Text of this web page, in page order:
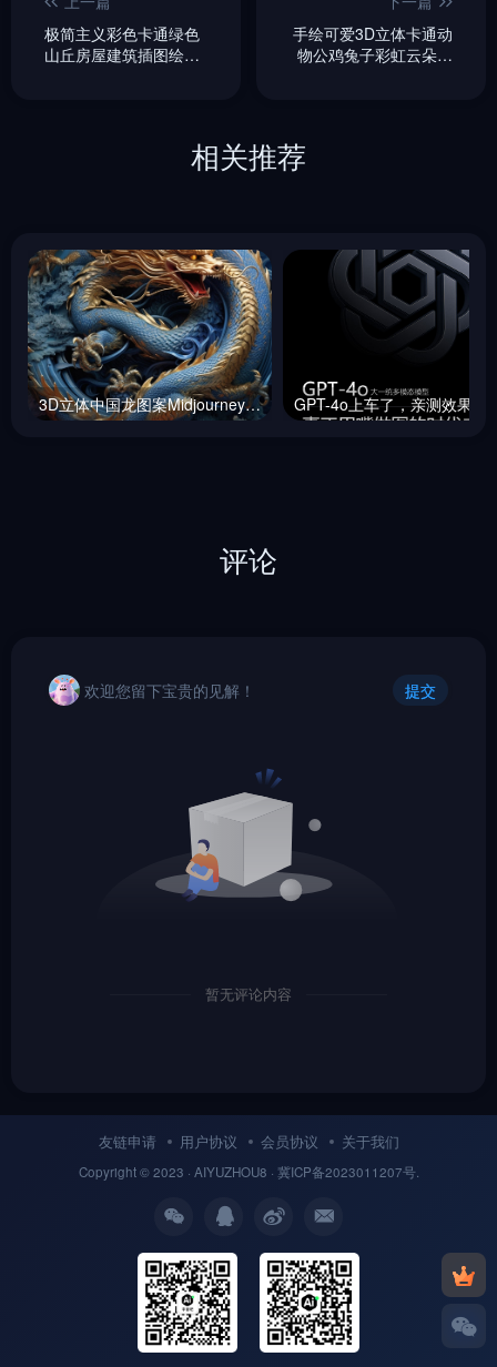
极简主义彩色卡通绿色
山丘房屋建筑插图绘画
手绘可爱3D立体卡通动
物公鸡兔子彩虹云朵场
相关推荐
3D立体中国龙图案Midjourney咒语
评论
欢迎您留下宝贵的见解！ 提交
暂无评论内容
友链申请 用户协议 会员协议 关于我们
Copyright © 2023 · AIYUZHOU8 · 冀ICP备2023011207号.